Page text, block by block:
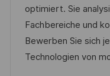
ó
n
e
p
u
b
p
l
e
o
o
r
í
a
optimiert. Sie
Fachbereiche und
Bewerben Sie sich
Technologien von